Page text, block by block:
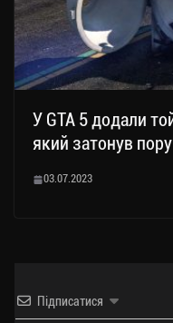
У GTA 5 додали
який затонув
03.07.2023
Підписатися